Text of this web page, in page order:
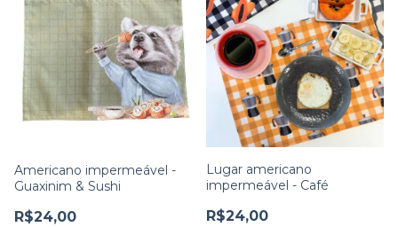
Americano impermeável -
Guaxinim & Sushi
R$24,00
Lugar americano
impermeável - Café
R$24,00